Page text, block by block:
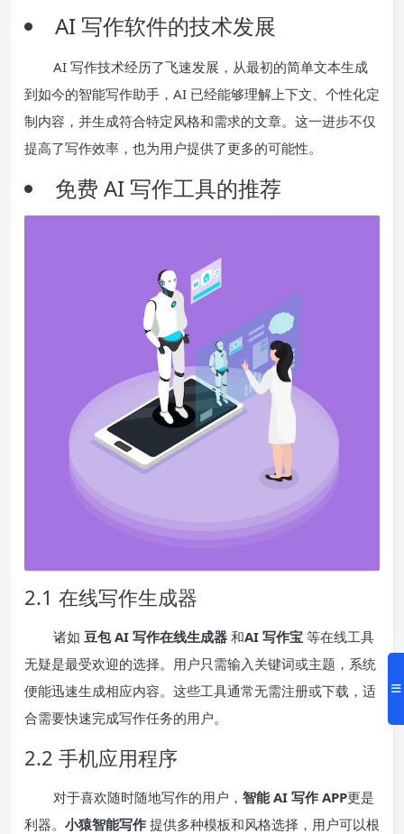
AI 写作软件的技术发展
AI 写作技术经历了飞速发展，从最初的简单文本生成
到如今的智能写作助手，AI 已经能够理解上下文、个性化定
制内容，并生成符合特定风格和需求的文章。这一进步不仅
提高了写作效率，也为用户提供了更多的可能性。
免费 AI 写作工具的推荐
2.1 在线写作生成器
诸如 豆包 AI 写作在线生成器 和AI 写作宝 等在线工具
无疑是最受欢迎的选择。用户只需输入关键词或主题，系统
便能迅速生成相应内容。这些工具通常无需注册或下载，适
合需要快速完成写作任务的用户。
2.2 手机应用程序
对于喜欢随时随地写作的用户， 智能 AI 写作 APP更是
利器。 小猿智能写作 提供多种模板和风格选择，用户可以根